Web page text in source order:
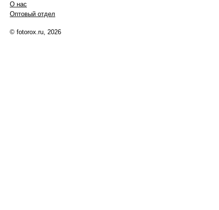
О нас
Оптовый отдел
© fotorox.ru, 2026